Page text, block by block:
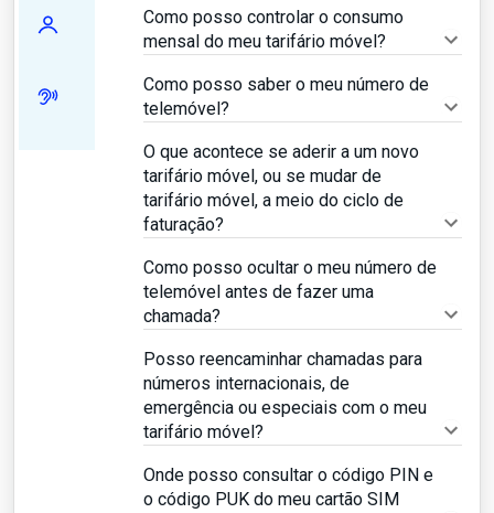
Como posso controlar o consumo
mensal do meu tarifário móvel?
Como posso saber o meu número de
telemóvel?
O que acontece se aderir a um novo
tarifário móvel, ou se mudar de
tarifário móvel, a meio do ciclo de
faturação?
Como posso ocultar o meu número de
telemóvel antes de fazer uma
chamada?
Posso reencaminhar chamadas para
números internacionais, de
emergência ou especiais com o meu
tarifário móvel?
Onde posso consultar o código PIN e
o código PUK do meu cartão SIM